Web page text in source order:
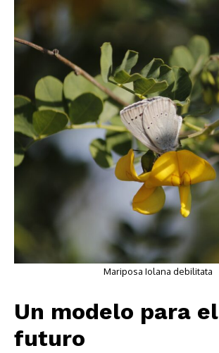
Mariposa Iolana debilitata
Un modelo para el
futuro